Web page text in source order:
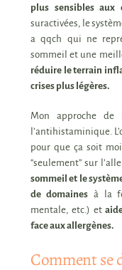
plus sensibles aux
suractivées, le
a qqch qui ne
sommeil et une
réduire le terrain
crises plus légères.
Mon approche de
l’antihistaminique.
pour que ça soit
“seulement” sur
sommeil et le
de domaines à la
mentale, etc.) et
face aux allergènes.
Comment se